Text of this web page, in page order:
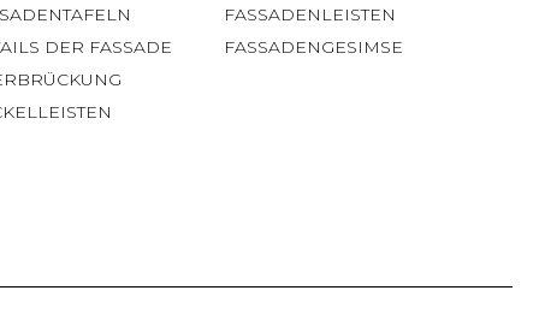
DER FASSADE
FASSADENLEISTEN
FASSADENGESIMSE